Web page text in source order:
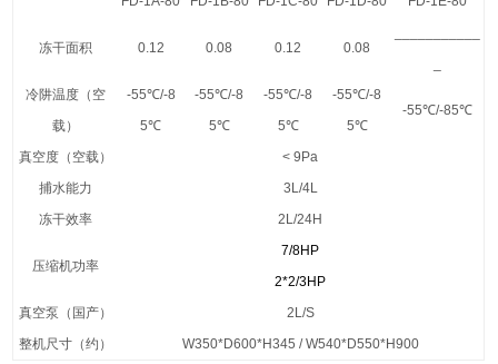
冻干面积 0.12 0.08 0.12 0.08
冷阱温度（空
载）
-55℃/-8
5℃
-55℃/-8
5℃
-55℃/-8
5℃
-55℃/-8
5℃
-55℃/-85℃
真空度（空载）
< 9Pa
捕水能力
3L/4L
冻干效率
2L/24H
压缩机功率
7/8HP
2*2/3HP
真空泵（国产）
2L/S
整机尺寸（约）
W350*D600*H345 / W540*D550*H900